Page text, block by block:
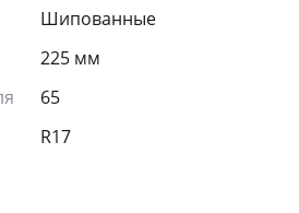
Шипованные
225 мм
65
R17